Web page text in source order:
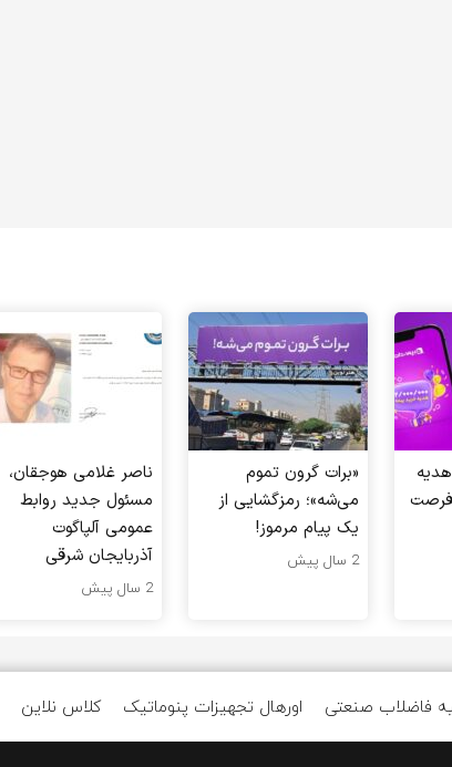
فرصت
«برات گرون تموم
می‌شه»؛ رمزگشایی از
یک پیام مرموز!
2 سال پیش
ناصر غلامی هوجقان،
مسئول جدید روابط
عمومی آلپاگوت
آذربایجان شرقی
2 سال پیش
کلاس نلاین اورهال تجهیزات پنوماتیک فاضلاب صنعتی